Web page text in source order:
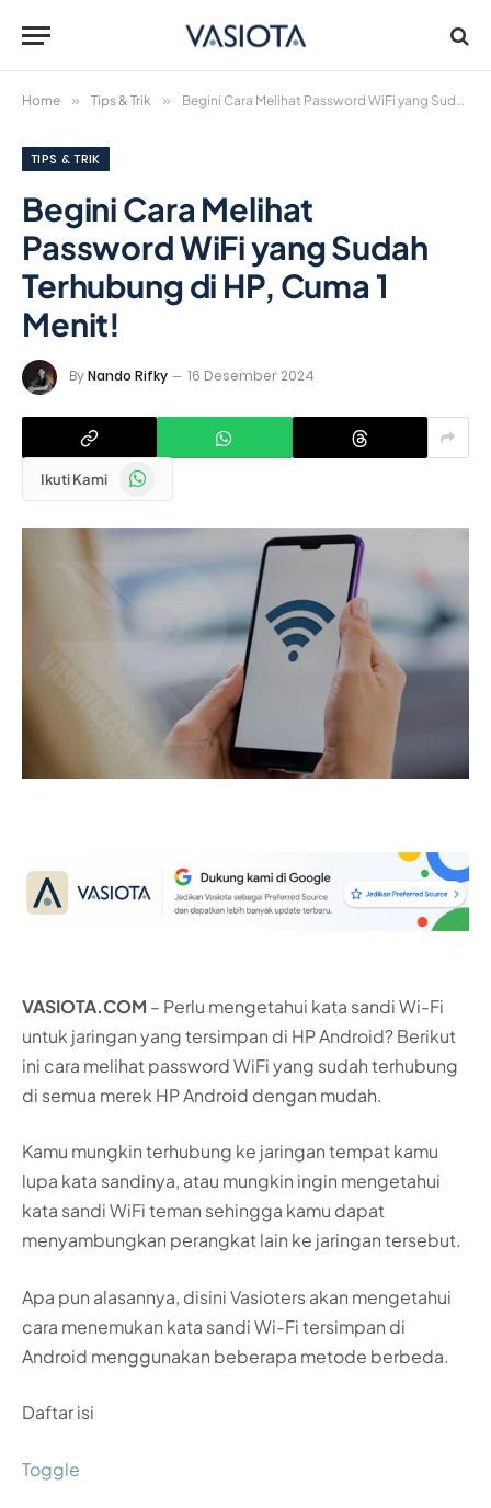
Home » Tips & Trik » Begini Cara Melihat Password WiFi yang Sudah Terhubung di HP, Cuma 1 Menit!
TIPS & TRIK
Begini Cara Melihat
Password WiFi yang Sudah
Terhubung di HP, Cuma 1
Menit!
ByNando Rifky 16 Desember 2024
Ikuti Kami WhatsApp
VASIOTA.COM – Perlu mengetahui kata sandi Wi-Fi
untuk jaringan yang tersimpan di HP Android? Berikut
ini cara melihat password WiFi yang sudah terhubung
di semua merek HP Android dengan mudah.
Kamu mungkin terhubung ke jaringan tempat kamu
lupa kata sandinya, atau mungkin ingin mengetahui
kata sandi WiFi teman sehingga kamu dapat
menyambungkan perangkat lain ke jaringan tersebut.
Apa pun alasannya, disini Vasioters akan mengetahui
cara menemukan kata sandi Wi-Fi tersimpan di
Android menggunakan beberapa metode berbeda.
Daftar isi
Toggle